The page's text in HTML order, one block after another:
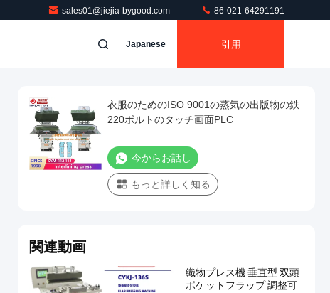
sales01@jiejia-bygood.com 86-021-64291191
Japanese 引用
衣服のためのISO 9001の蒸気の出版物の鉄
220ボルトのタッチ画面PLC
今からお話し
もっと詳しく知る
関連動画
織物プレス機 垂直型 双頭
ポケットフラップ 調整可